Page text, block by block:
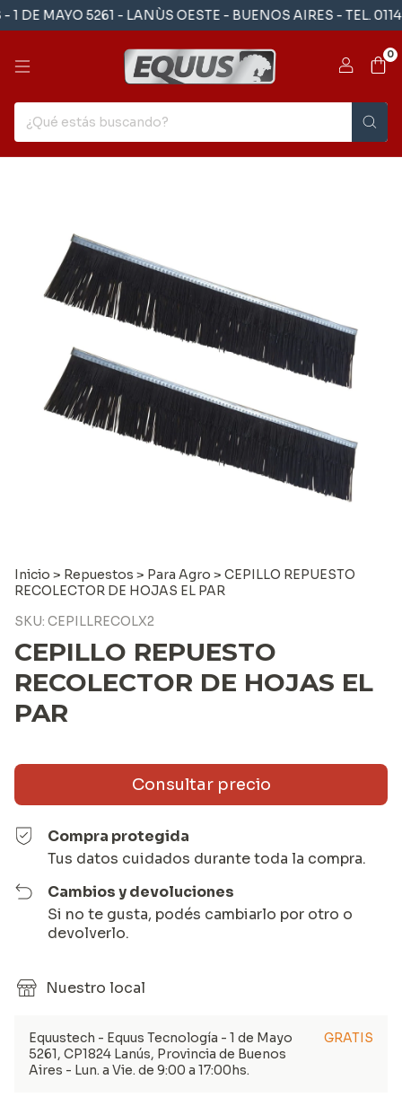
DE MAYO 5261 - LANÙS OESTE - BUENOS AIRES - TEL.
0
Inicio > Repuestos > Para Agro > CEPILLO REPUESTO
RECOLECTOR DE HOJAS EL PAR
SKU: CEPILLRECOLX2
CEPILLO REPUESTO
RECOLECTOR DE HOJAS EL
PAR
Compra protegida
Tus datos cuidados durante toda la compra.
Cambios y devoluciones
Si no te gusta, podés cambiarlo por otro o
devolverlo.
Nuestro local
Equustech - Equus Tecnología - 1 de Mayo
5261, CP1824 Lanús, Provincia de Buenos
Aires - Lun. a Vie. de 9:00 a 17:00hs.
GRATIS